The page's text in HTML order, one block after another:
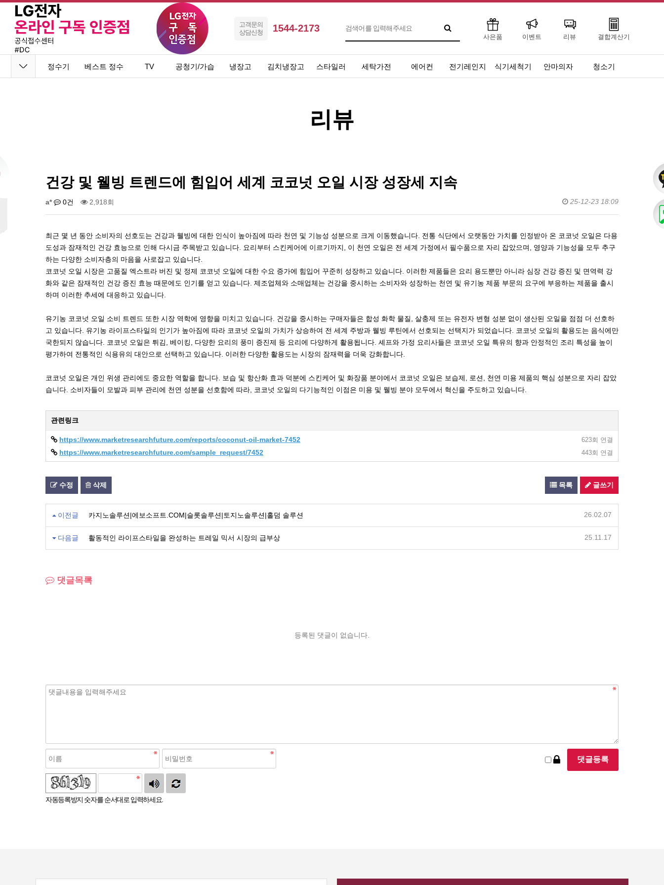
1544-2173
고객문의
상담신청
사은품 이벤트 리뷰 결합계산기
정수기 베스트 정수 TV 공청기/가습 냉장고 김치냉장고 스타일러 세탁가전 에어컨 전기레인지 식기세척기 안마의자 청소기
리뷰
건강 및 웰빙 트렌드에 힘입어 세계 코코넛 오일 시장 성장세 지속
a* 0건 2,918회 25-12-23 18:09
최근 몇 년 동안 소비자의 선호도는 건강과 웰빙에 대한 인식이 높아짐에 따라 천연 및 기능성 성분으로 크게 이동했습니다. 전통 식단에서 오랫동안 가치를 인정받아 온 코코넛 오일은 다용
도성과 잠재적인 건강 효능으로 인해 다시금 주목받고 있습니다. 요리부터 스킨케어에 이르기까지, 이 천연 오일은 전 세계 가정에서 필수품으로 자리 잡았으며, 영양과 기능성을 모두 추구
하는 다양한 소비자층의 마음을 사로잡고 있습니다.
코코넛 오일 시장은 고품질 엑스트라 버진 및 정제 코코넛 오일에 대한 수요 증가에 힘입어 꾸준히 성장하고 있습니다. 이러한 제품들은 요리 용도뿐만 아니라 심장 건강 증진 및 면역력 강
화와 같은 잠재적인 건강 증진 효능 때문에도 인기를 얻고 있습니다. 제조업체와 소매업체는 건강을 중시하는 소비자와 성장하는 천연 및 유기농 제품 부문의 요구에 부응하는 제품을 출시
하며 이러한 추세에 대응하고 있습니다.
유기농 코코넛 오일 소비 트렌드 또한 시장 역학에 영향을 미치고 있습니다. 건강을 중시하는 구매자들은 합성 화학 물질, 살충제 또는 유전자 변형 성분 없이 생산된 오일을 점점 더 선호하
고 있습니다. 유기농 라이프스타일의 인기가 높아짐에 따라 코코넛 오일의 가치가 상승하여 전 세계 주방과 웰빙 루틴에서 선호되는 선택지가 되었습니다. 코코넛 오일의 활용도는 음식에만
국한되지 않습니다. 코코넛 오일은 튀김, 베이킹, 다양한 요리의 풍미 증진제 등 요리에 다양하게 활용됩니다. 셰프와 가정 요리사들은 코코넛 오일 특유의 향과 안정적인 조리 특성을 높이
평가하여 전통적인 식용유의 대안으로 선택하고 있습니다. 이러한 다양한 활용도는 시장의 잠재력을 더욱 강화합니다.
코코넛 오일은 개인 위생 관리에도 중요한 역할을 합니다. 보습 및 항산화 효과 덕분에 스킨케어 및 화장품 분야에서 코코넛 오일은 보습제, 로션, 천연 미용 제품의 핵심 성분으로 자리 잡았
습니다. 소비자들이 모발과 피부 관리에 천연 성분을 선호함에 따라, 코코넛 오일의 다기능적인 이점은 미용 및 웰빙 분야 모두에서 혁신을 주도하고 있습니다.
관련링크
https://www.marketresearchfuture.com/reports/coconut-oil-market-7452 623회 연결
https://www.marketresearchfuture.com/sample_request/7452 443회 연결
수정 삭제 목록 글쓰기
이전글 카지노솔루션|에보소프트.CΟΜ|슬롯솔루션|토지노솔루션|홀덤 솔루션 26.02.07
다음글 활동적인 라이프스타일을 완성하는 트레일 믹서 시장의 급부상 25.11.17
댓글목록
등록된 댓글이 없습니다.
자동등록방지 숫자를 순서대로 입력하세요.